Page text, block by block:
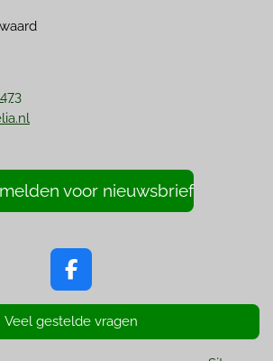
voor nieuwsbrief
F
a
c
e
Veel gestelde vragen